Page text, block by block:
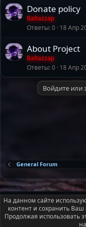
Donate policy
Baltazzap
Ответы 0 18 Апр
About Project
Baltazzap
Ответы 0 18 Апр
Войдите или
General Forum
Russian (RU)
Условия и правила
Главная
На данном сайте
контент и сохранить Ваш
Продолжая использовать